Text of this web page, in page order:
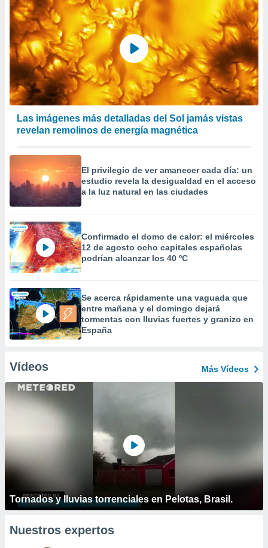
Las imágenes más detalladas del Sol jamás vistas
revelan remolinos de energía magnética
El privilegio de ver amanecer cada día: un
estudio revela la desigualdad en el acceso
a la luz natural en las ciudades
Confirmado el domo de calor: el miércoles
12 de agosto ocho capitales españolas
podrían alcanzar los 40 ºC
Se acerca rápidamente una vaguada que
entre mañana y el domingo dejará
tormentas con lluvias fuertes y granizo en
España
Vídeos Más Vídeos
Tornados y lluvias torrenciales en Pelotas, Brasil.
Nuestros expertos